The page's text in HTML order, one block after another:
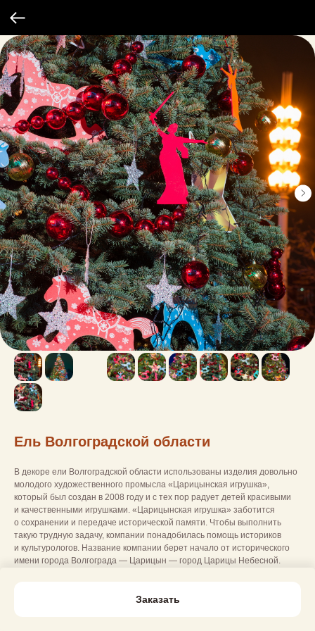
Ель Волгоградской области
Заказать
В декоре ели Волгоградской области использованы изделия довольно
молодого художественного промысла «Царицынская игрушка»,
который был создан в 2008 году и с тех пор радует детей красивыми
и качественными игрушками. «Царицынская игрушка» заботится
о сохранении и передаче исторической памяти. Чтобы выполнить
такую трудную задачу, компании понадобилась помощь историков
и культурологов. Название компании берет начало от исторического
имени города Волгограда — Царицын — город Царицы Небесной.